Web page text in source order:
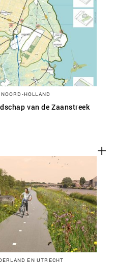
HOLLAND
van de Zaanstreek
EN UTRECHT